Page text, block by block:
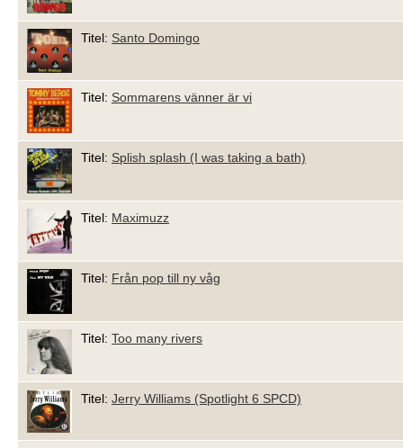
Titel: Santo Domingo
Titel: Sommarens vänner är vi
Titel: Splish splash (I was taking a bath)
Titel: Maximuzz
Titel: Från pop till ny våg
Titel: Too many rivers
Titel: Jerry Williams (Spotlight 6 SPCD)